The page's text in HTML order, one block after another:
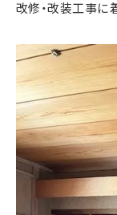
改修・改装工事